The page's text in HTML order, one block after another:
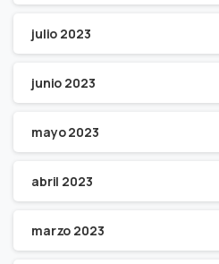
julio 2023
junio 2023
mayo 2023
abril 2023
marzo 2023